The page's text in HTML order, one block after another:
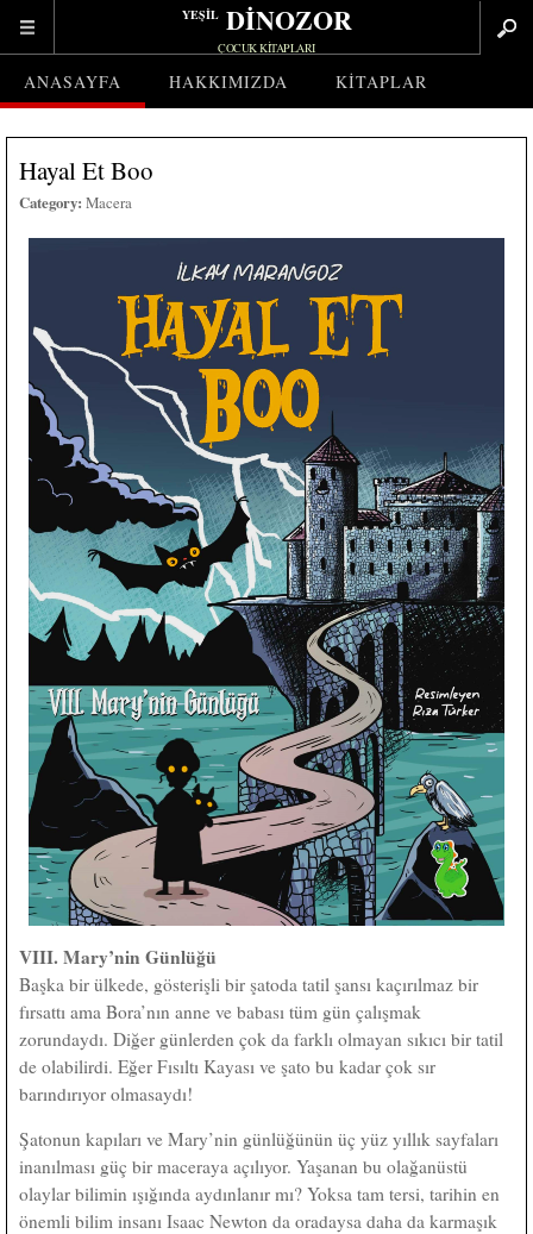
YEŞİLDİNOZOR
ÇOCUK KITAPLARI
ANASAYFA HAKKIMIZDA KITAPLAR
Hayal Et Boo
Category: Macera
VIII. Mary’nin Günlüğü
Başka bir ülkede, gösterişli bir şatoda tatil şansı kaçırılmaz bir
fırsattı ama Bora’nın anne ve babası tüm gün çalışmak
zorundaydı. Diğer günlerden çok da farklı olmayan sıkıcı bir tatil
de olabilirdi. Eğer Fısıltı Kayası ve şato bu kadar çok sır
barındırıyor olmasaydı!
Şatonun kapıları ve Mary’nin günlüğünün üç yüz yıllık sayfaları
inanılması güç bir maceraya açılıyor. Yaşanan bu olağanüstü
olaylar bilimin ışığında aydınlanır mı? Yoksa tam tersi, tarihin en
önemli bilim insanı Isaac Newton da oradaysa daha da karmaşık